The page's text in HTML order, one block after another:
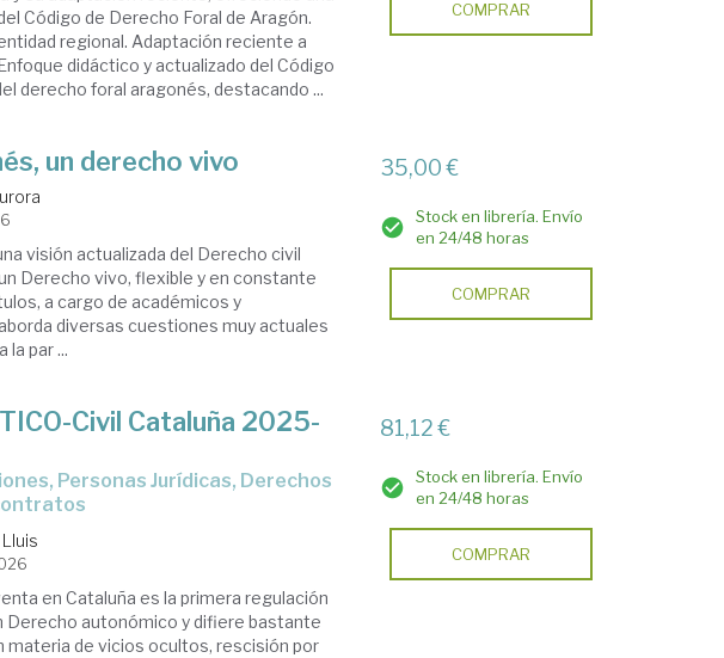
Código de Derecho Foral de Aragón.
regional. Adaptación reciente a
didáctico y actualizado del Código
derecho foral aragonés, destacando ...
COMPRAR
un derecho vivo
visión actualizada del Derecho civil
Derecho vivo, flexible y en constante
a cargo de académicos y
diversas cuestiones muy actuales
la par ...
35,00 €
Stock en librería. Envío
en 24/48 horas
COMPRAR
Civil Cataluña 2025-
en Cataluña es la primera regulación
Derecho autonómico y difiere bastante
materia de vicios ocultos, rescisión por
81,12 €
Stock en librería. Envío
en 24/48 horas
COMPRAR